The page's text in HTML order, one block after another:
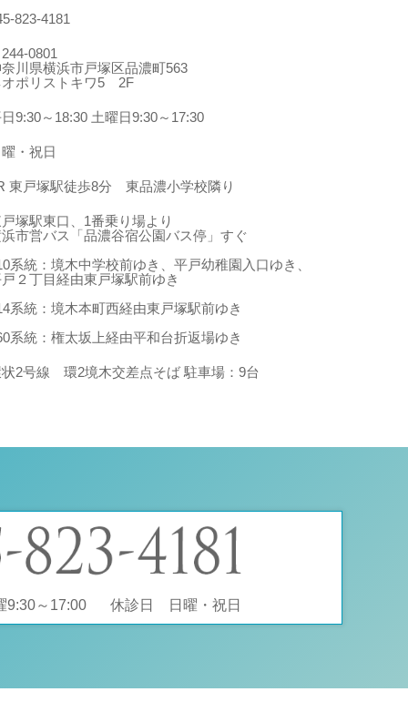
823-4181
0801
川県横浜市戸塚区品濃町563
オポリストキワ5 2F
9:30～18:30 土曜日9:30～17:30
・祝日
東戸塚駅徒歩8分 東品濃小学校隣り
塚駅東口、1番乗り場より
市営バス「品濃谷宿公園バス停」すぐ
系統：境木中学校前ゆき、平戸幼稚園入口ゆき、
２丁目経由東戸塚駅前ゆき
系統：境木本町西経由東戸塚駅前ゆき
系統：権太坂上経由平和台折返場ゆき
2号線 環2境木交差点そば 駐車場：9台
9:30～17:00 休診日 日曜・祝日